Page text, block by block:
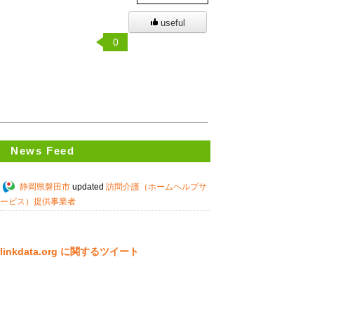
useful
0
News Feed
静岡県磐田市 updated 訪問介護（ホームヘルプサ
ービス）提供事業者
linkdata.org に関するツイート